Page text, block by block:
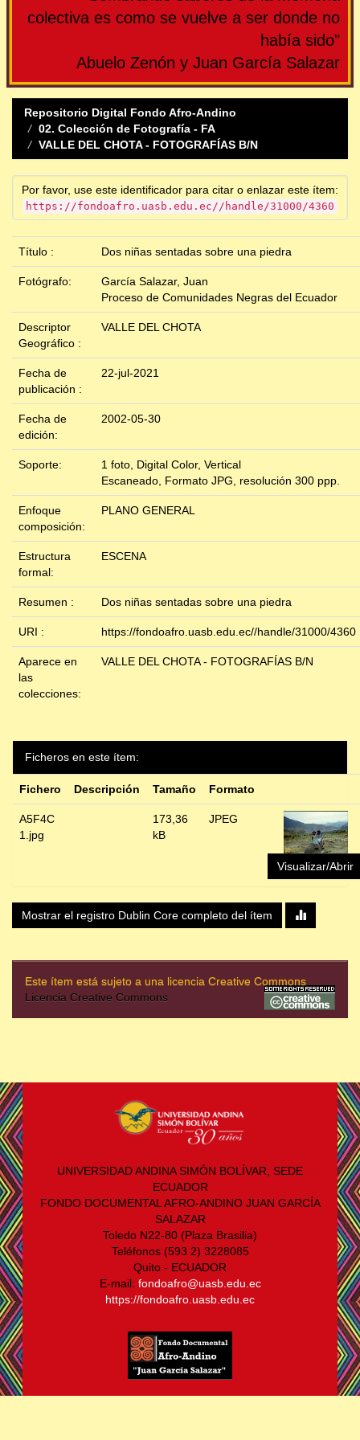
colectiva es como se vuelve a ser donde no
había sido"
Abuelo Zenón y Juan García Salazar
Repositorio Digital Fondo Afro-Andino
02. Colección de Fotografía - FA
VALLE DEL CHOTA - FOTOGRAFÍAS B/N
Por favor, use este identificador para citar o enlazar este ítem:
https://fondoafro.uasb.edu.ec//handle/31000/4360
Título : Dos niñas sentadas sobre una piedra
Fotógrafo:
García Salazar, Juan
Proceso de Comunidades Negras del Ecuador
Descriptor
Geográfico :
VALLE DEL CHOTA
Fecha de
publicación :
22-jul-2021
Fecha de
edición:
2002-05-30
Soporte:
1 foto, Digital Color, Vertical
Escaneado, Formato JPG, resolución 300 ppp.
Enfoque
composición:
PLANO GENERAL
Estructura
formal:
ESCENA
Resumen : Dos niñas sentadas sobre una piedra
URI : https://fondoafro.uasb.edu.ec//handle/31000/4360
Aparece en
las
colecciones:
VALLE DEL CHOTA - FOTOGRAFÍAS B/N
Ficheros en este ítem:
Fichero Descripción Tamaño Formato
A5F4C
1.jpg
173,36
kB
JPEG
Visualizar/Abrir
Mostrar el registro Dublin Core completo del ítem
Este ítem está sujeto a una licencia Creative Commons
Licencia Creative Commons
UNIVERSIDAD ANDINA SIMÓN BOLÍVAR, SEDE
ECUADOR
FONDO DOCUMENTAL AFRO-ANDINO JUAN GARCÍA
SALAZAR
Toledo N22-80 (Plaza Brasilia)
Teléfonos (593 2) 3228085
Quito - ECUADOR
E-mail: fondoafro@uasb.edu.ec
https://fondoafro.uasb.edu.ec